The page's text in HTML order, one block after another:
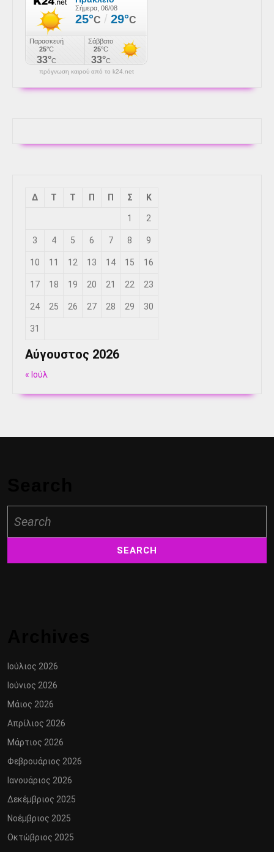
πρόγνωση καιρού από το k24.net
Αύγουστος 2026
Δ Τ Τ Π Π Σ Κ
1 2
3 4 5 6 7 8 9
10 11 12 13 14 15 16
17 18 19 20 21 22 23
24 25 26 27 28 29 30
31
« Ιούλ
for:
Ιούλιος 2026
Ιούνιος 2026
Μάιος 2026
Απρίλιος 2026
Μάρτιος 2026
Φεβρουάριος 2026
Ιανουάριος 2026
Δεκέμβριος 2025
Νοέμβριος 2025
Οκτώβριος 2025